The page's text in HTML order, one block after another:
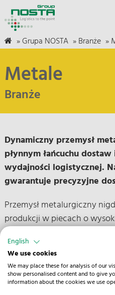
»Grupa NOSTA »Branże »
Metale
Branże
Dynamiczny przemysł
płynnym łańcuchu
wydajności logistycznej.
gwarantuje precyzyjne
Przemysł metalurgiczny
produkcji w piecach o
transport do klientów
zagwarantowany płynny
nie stanie, produkcja
a jakość produktów, na
świecie, cierpi. W tym
English
We use cookies
We may place these for analysis of our
show personalised content and to give
information about the cookies we use